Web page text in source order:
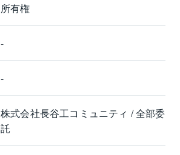
所有権
-
-
株式会社長谷工コミュニティ / 全部委
託